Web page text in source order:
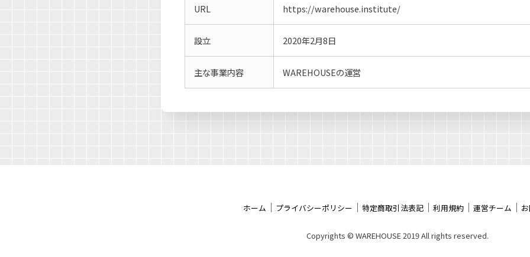
URL https://warehouse.institute/
設立 2020年2月8日
主な事業内容 WAREHOUSEの運営
ホーム ｜ プライバシーポリシー ｜ 特定商取引法表記 ｜ 利用規約 ｜ 運営チーム ｜
Copyrights ©︎ WAREHOUSE 2019 All rights reserved.